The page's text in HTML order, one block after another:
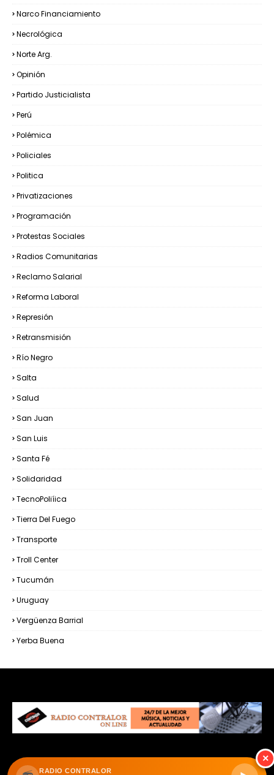
Narco Financiamiento
Necrológica
Norte Arg.
Opinión
Partido Justicialista
Perú
Polémica
Policiales
Politica
Privatizaciones
Programación
Protestas Sociales
Radios Comunitarias
Reclamo Salarial
Reforma Laboral
Represión
Retransmisión
Río Negro
Salta
Salud
San Juan
San Luis
Santa Fé
Solidaridad
TecnoPoliíica
Tierra Del Fuego
Transporte
Troll Center
Tucumán
Uruguay
Vergüenza Barrial
Yerba Buena
RADIO CONTRALOR
×